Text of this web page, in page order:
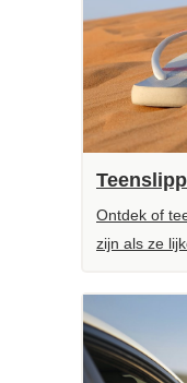
Ontdek of
zijn als ze